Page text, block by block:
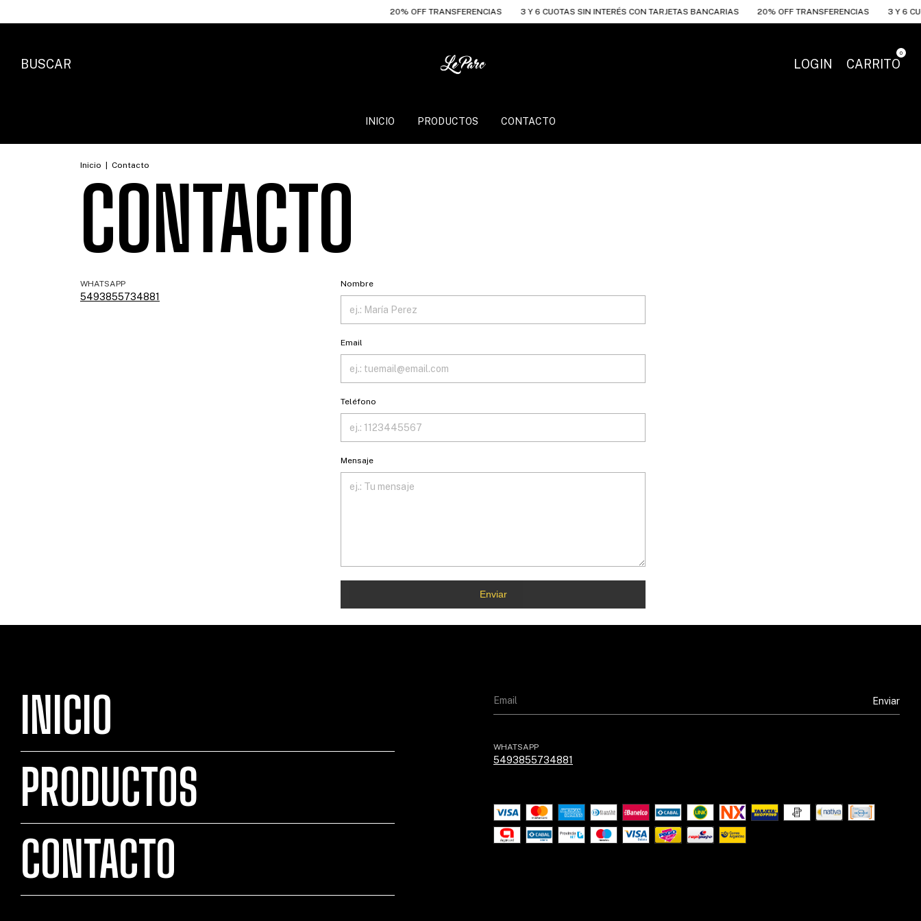
20% OFF TRANSFERENCIAS 3 Y 6 CUOTAS SIN INTERÉS CON TARJETAS BANCARIAS 20% OFF TRANSFERENCIAS 3 Y 6
BUSCAR LOGIN CARRITO
0
INICIO PRODUCTOS CONTACTO
Inicio Contacto
CONTACTO
WHATSAPP
5493855734881
Nombre
Email
Teléfono
Mensaje
Enviar
INICIO
PRODUCTOS
CONTACTO
WHATSAPP
5493855734881